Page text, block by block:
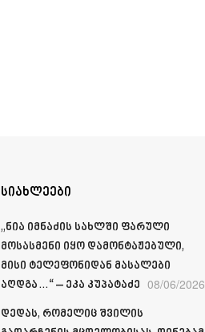
სიახლეები
„ნია იმნაძის სახლში ფარული
მოსასმენი იყო დამონტაჟებული,
მისი ტელეფონიდან მასალები
აღდგა…“ – ეკა კუპატაძე 08/06/2026
დედას, რომელიც შვილის